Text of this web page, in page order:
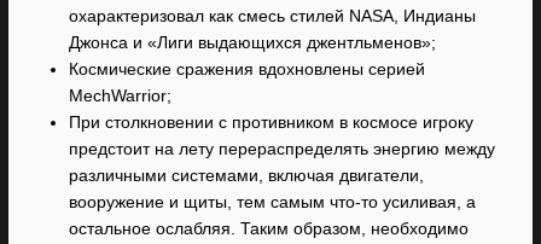
охарактеризовал как смесь стилей NASA, Индианы
Джонса и «Лиги выдающихся джентльменов»;
Космические сражения вдохновлены серией
MechWarrior;
При столкновении с противником в космосе игроку
предстоит на лету перераспределять энергию между
различными системами, включая двигатели,
вооружение и щиты, тем самым что-то усиливая, а
остальное ослабляя. Таким образом, необходимо